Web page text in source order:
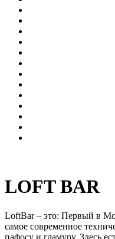
LOFT BAR
LoftBar – это: Первый в
самое современное
пафосу и гламуру. Здесь